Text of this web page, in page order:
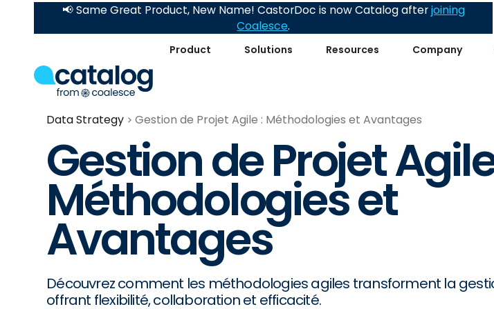
Product Solutions Resources Company
📢 Same Great Product, New Name! CastorDoc is now Catalog afterjoining
Coalesce.
Data Strategy Gestion de Projet Agile : Méthodologies et Avantages
Gestion de Projet
Méthodologies et
Avantages
Découvrez comment les méthodologies agiles transforment la
offrant flexibilité, collaboration et efficacité.